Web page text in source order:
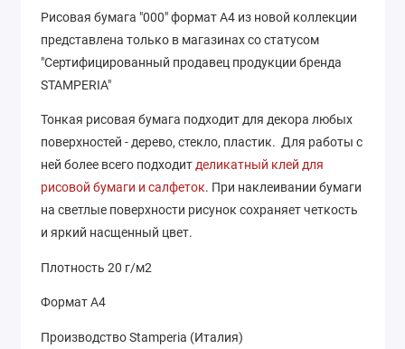
Рисовая бумага "000" формат А4 из новой коллекции
представлена только в магазинах со статусом
"Сертифицированный продавец продукции бренда
STAMPERIA"
Тонкая рисовая бумага подходит для декора любых
поверхностей - дерево, стекло, пластик. Для работы с
ней более всего подходитделикатный клей для
рисовой бумаги и салфеток. При наклеивании бумаги
на светлые поверхности рисунок сохраняет четкость
и яркий насщенный цвет.
Плотность 20 г/м2
Формат А4
Производство Stamperia (Италия)